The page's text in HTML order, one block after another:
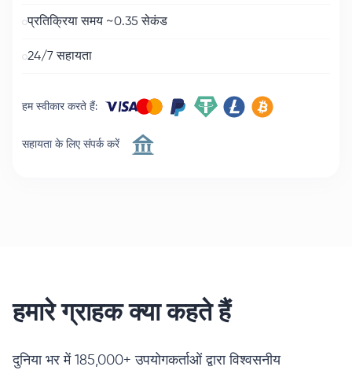
प्रतिक्रिया समय ~0.35 सेकंड
24/7 सहायता
हम स्वीकार करते हैं:
सहायता के लिए संपर्क करें
हमारे ग्राहक क्या कहते हैं
दुनिया भर में 185,000+ उपयोगकर्ताओं द्वारा विश्वसनीय